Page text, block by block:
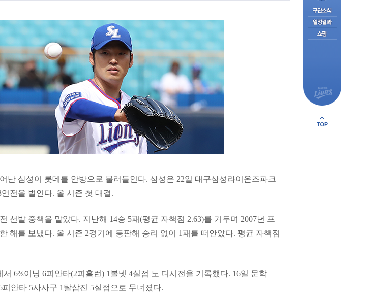
난 삼성이 롯데를 안방으로 불러들인다. 삼성은 22일 대구삼성라이온즈파크
전을 벌인다. 올 시즌 첫 대결.
선발 중책을 맡았다. 지난해 14승 5패(평균 자책점 2.63)를 거두며 2007년 프
해를 보냈다. 올 시즌 2경기에 등판해 승리 없이 1패를 떠안았다. 평균 자책점
서 6⅔이닝 6피안타(2피홈런) 1볼넷 4실점 노 디시전을 기록했다. 16일 문학
피안타 5사사구 1탈삼진 5실점으로 무너졌다.